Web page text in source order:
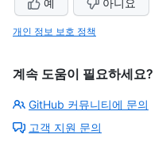
예 아니요
개인 정보 보호 정책
계속 도움이 필요하세요?
GitHub 커뮤니티에 문의
고객 지원 문의